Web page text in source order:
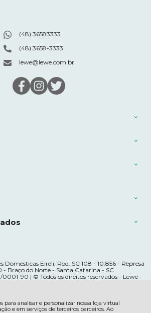
para analisar e personalizar nossa loja virtual
e em serviços de terceiros parceiros. Ao
(48) 36583333
(48) 3658-3333
lewe@lewe.com.br
Domésticas Eireli, Rod. SC 108 - 10.856 - Represa
Braço do Norte - Santa Catarina - SC
0001-90 | © Todos os direitos reservados - Lewe -
5% OFF R$ 4,60